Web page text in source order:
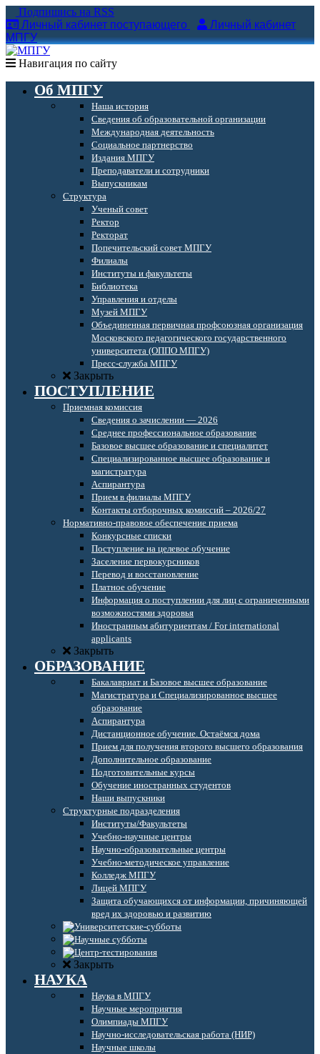
Подпишись на RSS
Личный кабинет поступающего
Личный кабинет
МПГУ
Навигация по сайту
Об МПГУ
Наша история
Сведения об образовательной организации
Международная деятельность
Социальное партнерство
Издания МПГУ
Преподаватели и сотрудники
Выпускникам
Структура
Ученый совет
Ректор
Ректорат
Попечительский совет МПГУ
Филиалы
Институты и факультеты
Библиотека
Управления и отделы
Музей МПГУ
Объединенная первичная профсоюзная организация
Московского педагогического государственного
университета (ОППО МПГУ)
Пресс-служба МПГУ
Закрыть
ПОСТУПЛЕНИЕ
Приемная комиссия
Сведения о зачислении — 2026
Среднее профессиональное образование
Базовое высшее образование и специалитет
Специализированное высшее образование и
магистратура
Аспирантура
Прием в филиалы МПГУ
Контакты отборочных комиссий – 2026/27
Нормативно-правовое обеспечение приема
Конкурсные списки
Поступление на целевое обучение
Заселение первокурсников
Перевод и восстановление
Платное обучение
Информация о поступлении для лиц с ограниченными
возможностями здоровья
Иностранным абитуриентам / For international
applicants
Закрыть
ОБРАЗОВАНИЕ
Бакалавриат и Базовое высшее образование
Магистратура и Специализированное высшее
образование
Аспирантура
Дистанционное обучение. Остаёмся дома
Прием для получения второго высшего образования
Дополнительное образование
Подготовительные курсы
Обучение иностранных студентов
Наши выпускники
Структурные подразделения
Институты/Факультеты
Учебно-научные центры
Научно-образовательные центры
Учебно-методическое управление
Колледж МПГУ
Лицей МПГУ
Защита обучающихся от информации, причиняющей
вред их здоровью и развитию
Закрыть
НАУКА
Наука в МПГУ
Научные мероприятия
Олимпиады МПГУ
Научно-исследовательская работа (НИР)
Научные школы